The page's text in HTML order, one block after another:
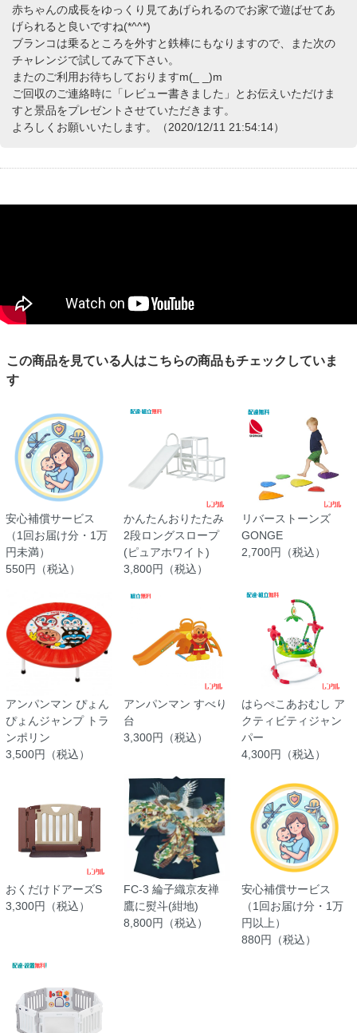
赤ちゃんの成長をゆっくり見てあげられるのでお家で遊ばせてあ
げられると良いですね(*^^*)
ブランコは乗るところを外すと鉄棒にもなりますので、また次の
チャレンジで試してみて下さい。
またのご利用お待ちしておりますm(_ _)m
ご回収のご連絡時に「レビュー書きました」とお伝えいただけま
すと景品をプレゼントさせていただきます。
よろしくお願いいたします。（2020/12/11 21:54:14）
この商品を見ている人はこちらの商品もチェックしていま
す
安心補償サービス
（1回お届け分・1万
円未満）
550円（税込）
かんたんおりたたみ
2段ロングスロープ
(ピュアホワイト)
3,800円（税込）
リバーストーンズ
GONGE
2,700円（税込）
アンパンマン ぴょん
ぴょんジャンプ トラ
ンポリン
3,500円（税込）
アンパンマン すべり
台
3,300円（税込）
はらぺこあおむし ア
クティビティジャン
パー
4,300円（税込）
おくだけドアーズS
3,300円（税込）
FC-3 綸子織京友禅
鷹に熨斗(紺地)
8,800円（税込）
安心補償サービス
（1回お届け分・1万
円以上）
880円（税込）